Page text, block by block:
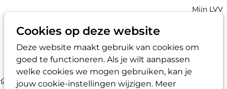
Cookies op deze website
Deze website maakt gebruik van cookies om
goed te functioneren. Als je wilt aanpassen
welke cookies we mogen gebruiken, kan je
jouw cookie-instellingen wijzigen. Meer
Zoek
Account
Mijn LVV
Login